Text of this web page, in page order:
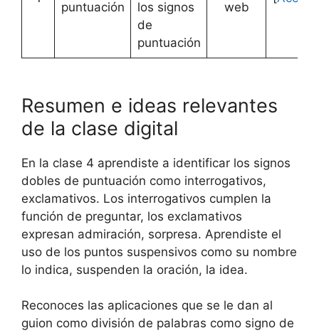
puntuación
los signos
de
puntuación
web
Resumen e ideas relevantes
de la clase digital
En la clase 4 aprendiste a identificar los signos
dobles de puntuación como interrogativos,
exclamativos. Los interrogativos cumplen la
función de preguntar, los exclamativos
expresan admiración, sorpresa. Aprendiste el
uso de los puntos suspensivos como su nombre
lo indica, suspenden la oración, la idea.
Reconoces las aplicaciones que se le dan al
guion como división de palabras como signo de